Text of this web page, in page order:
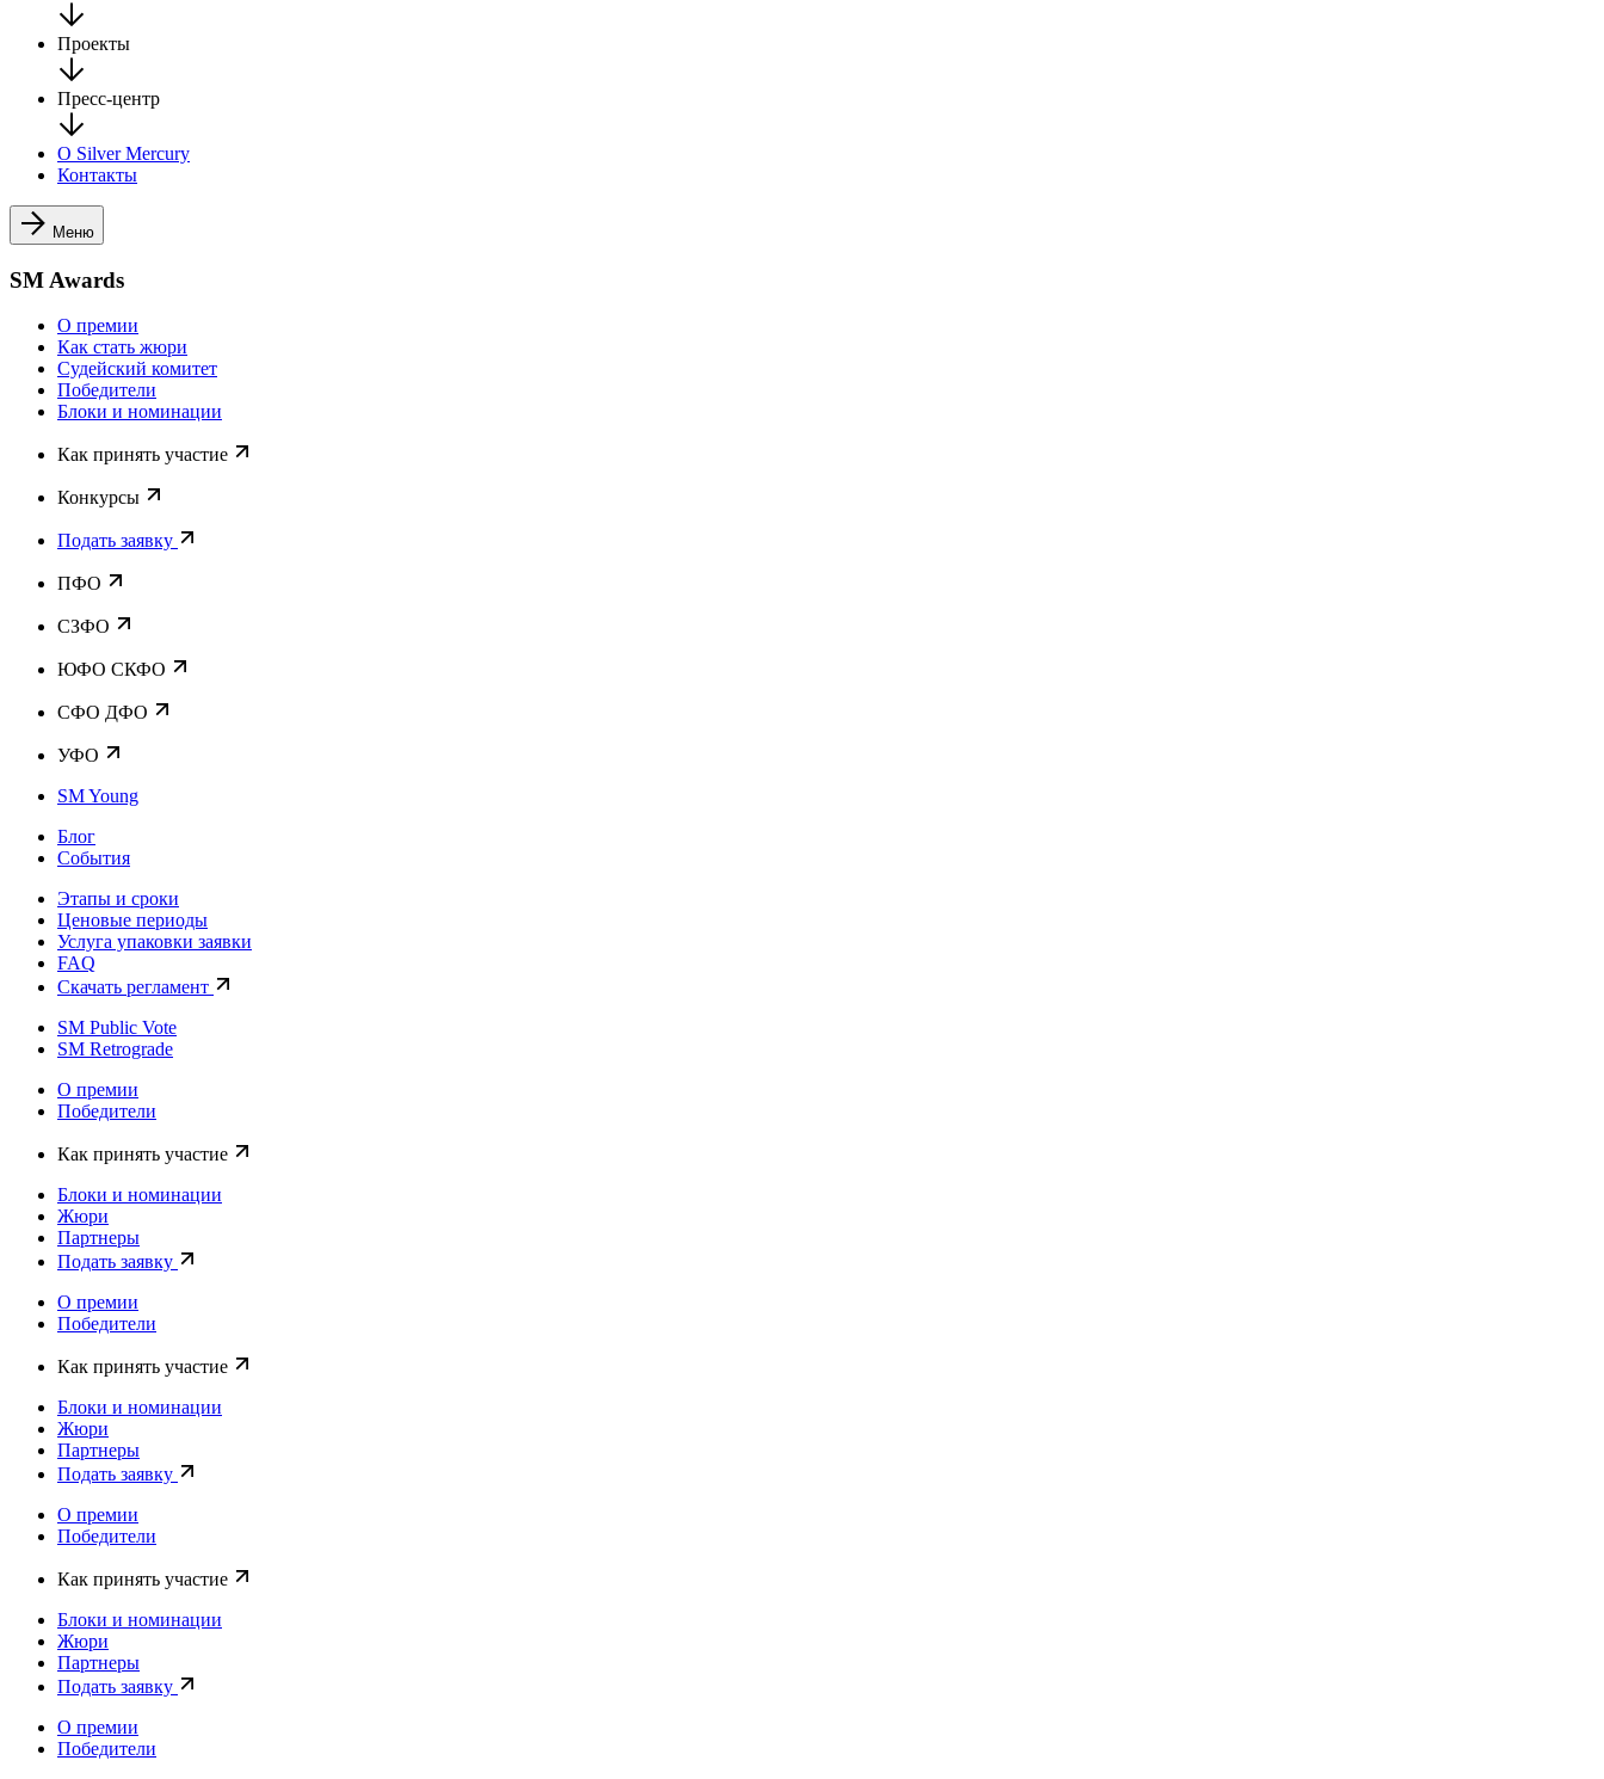
Проекты
Пресс-центр
О Silver Mercury
Контакты
Меню
SM Awards
О премии
Как стать жюри
Судейский комитет
Победители
Блоки и номинации
Как принять участие
Конкурсы
Подать заявку
ПФО
СЗФО
ЮФО СКФО
CФО ДФО
УФО
SM Young
Блог
События
Этапы и сроки
Ценовые периоды
Услуга упаковки заявки
FAQ
Скачать регламент
SM Public Vote
SM Retrograde
О премии
Победители
Как принять участие
Блоки и номинации
Жюри
Партнеры
Подать заявку
О премии
Победители
Как принять участие
Блоки и номинации
Жюри
Партнеры
Подать заявку
О премии
Победители
Как принять участие
Блоки и номинации
Жюри
Партнеры
Подать заявку
О премии
Победители